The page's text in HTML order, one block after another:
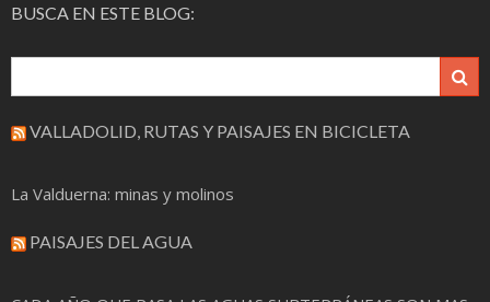
BUSCA EN ESTE BLOG:
VALLADOLID, RUTAS Y PAISAJES EN BICICLETA
La Valduerna: minas y molinos
PAISAJES DEL AGUA